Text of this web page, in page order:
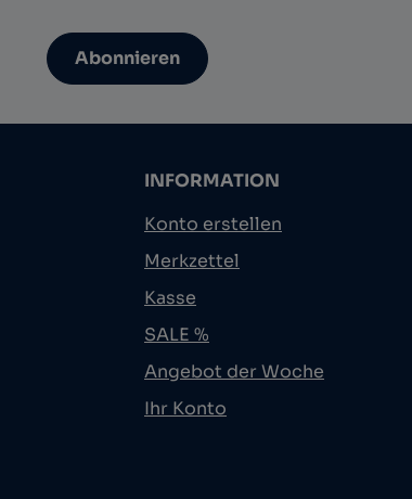
Abonnieren
INFORMATION
Konto erstellen
Merkzettel
Kasse
SALE %
Angebot der Woche
Ihr Konto